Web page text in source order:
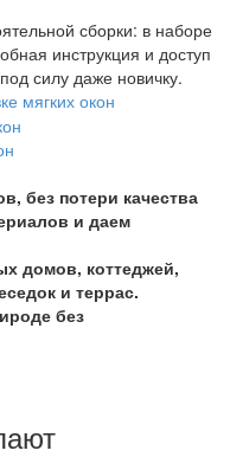
сборки: в наборе
инструкция и доступ
силу даже новичку.
мягких окон
без потери качества
и даем
домов, коттеджей,
и террас.
без